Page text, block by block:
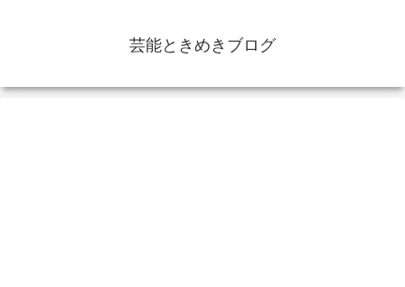
芸能ときめきブログ